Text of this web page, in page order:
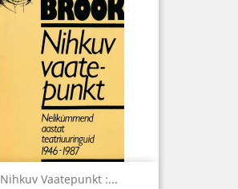
Nihkuv Vaatepunkt :...